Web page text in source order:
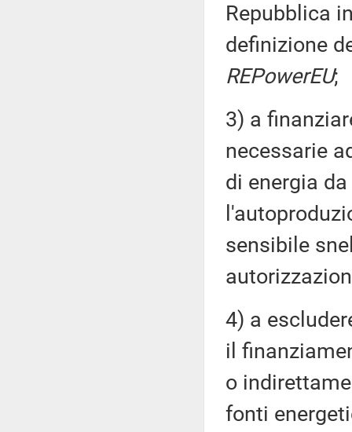
Repubblica
definizione
REPowerEU;
3) a
necessarie
di energia
sensibile
4) a
il
o
fonti